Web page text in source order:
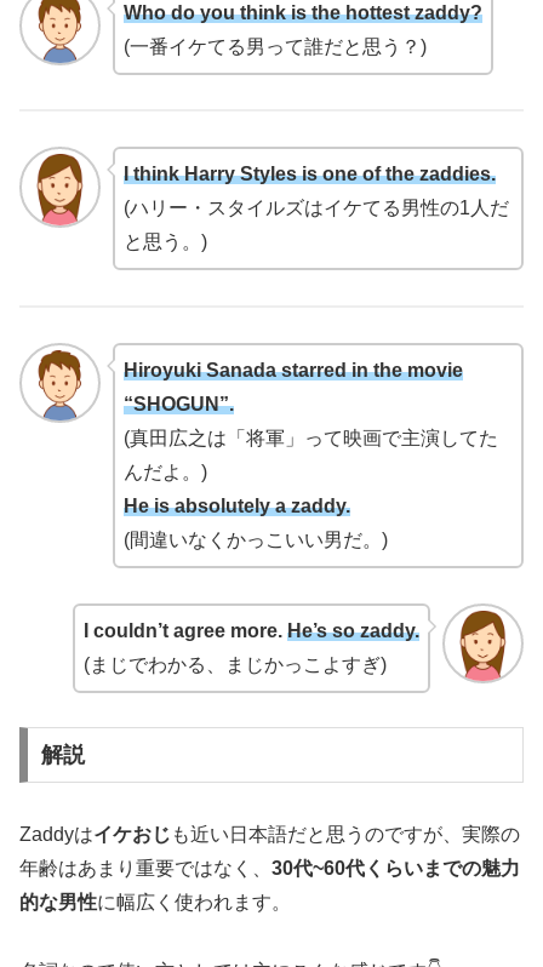
Who do you think is the hottest zaddy?
(一番イケてる男って誰だと思う？)
I think Harry Styles is one of the zaddies.
(ハリー・スタイルズはイケてる男性の1人だ
と思う。)
Hiroyuki Sanada starred in the movie
“SHOGUN”.
(真田広之は「将軍」って映画で主演してた
んだよ。)
He is absolutely a zaddy.
(間違いなくかっこいい男だ。)
I couldn’t agree more.He’s so zaddy.
(まじでわかる、まじかっこよすぎ)
解説
Zaddyはイケおじ も近い日本語だと思うのですが、実際の
年齢はあまり重要ではなく、 30代~60代くらいまでの魅力
的な男性に幅広く使われます。